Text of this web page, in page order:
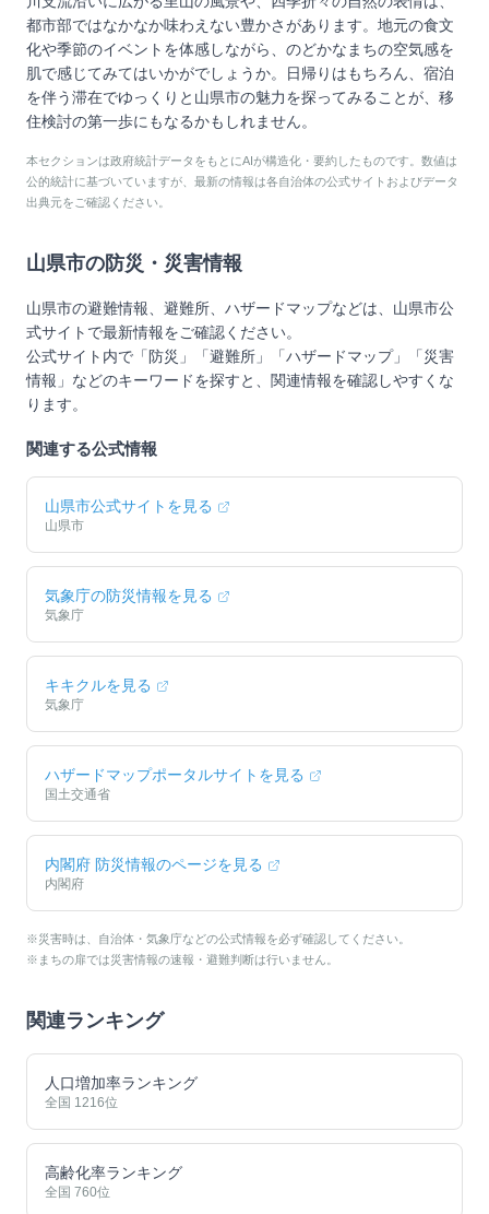
都市部ではなかなか味わえない豊かさがあります。地元の食文
化や季節のイベントを体感しながら、のどかなまちの空気感を
肌で感じてみてはいかがでしょうか。日帰りはもちろん、宿泊
を伴う滞在でゆっくりと山県市の魅力を探ってみることが、移
住検討の第一歩にもなるかもしれません。
本セクションは政府統計データをもとにAIが構造化・要約したものです。数値は
公的統計に基づいていますが、最新の情報は各自治体の公式サイトおよびデータ
出典元をご確認ください。
山県市の防災・災害情報
山県市の避難情報、避難所、ハザードマップなどは、 山県市公
式サイトで最新情報をご確認ください。
公式サイト内で「防災」「避難所」「ハザードマップ」「災害
情報」などのキーワードを探すと、関連情報を確認しやすくな
ります。
関連する公式情報
山県市公式サイトを見る
山県市
気象庁の防災情報を見る
気象庁
キキクルを見る
気象庁
ハザードマップポータルサイトを見る
国土交通省
内閣府 防災情報のページを見る
内閣府
※災害時は、自治体・気象庁などの公式情報を必ず確認してください。
※まちの扉では災害情報の速報・避難判断は行いません。
関連ランキング
人口増加率ランキング
全国 1216位
高齢化率ランキング
全国 760位